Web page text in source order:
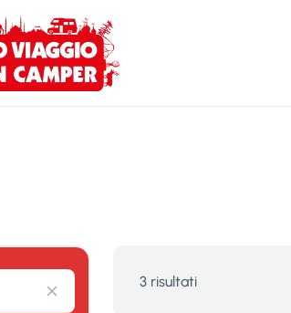
3 risultati